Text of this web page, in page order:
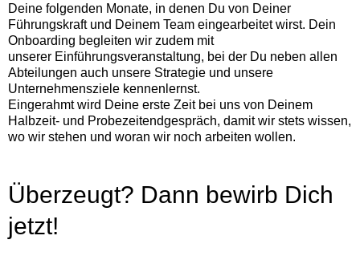
Deine folgenden Monate, in denen Du von Deiner
Führungskraft und Deinem Team eingearbeitet wirst. Dein
Onboarding begleiten wir zudem mit
unserer Einführungsveranstaltung, bei der Du neben allen
Abteilungen auch unsere Strategie und unsere
Unternehmensziele kennenlernst.
Eingerahmt wird Deine erste Zeit bei uns von Deinem
Halbzeit- und Probezeitendgespräch, damit wir stets wissen,
wo wir stehen und woran wir noch arbeiten wollen.
Überzeugt? Dann bewirb Dich
jetzt!